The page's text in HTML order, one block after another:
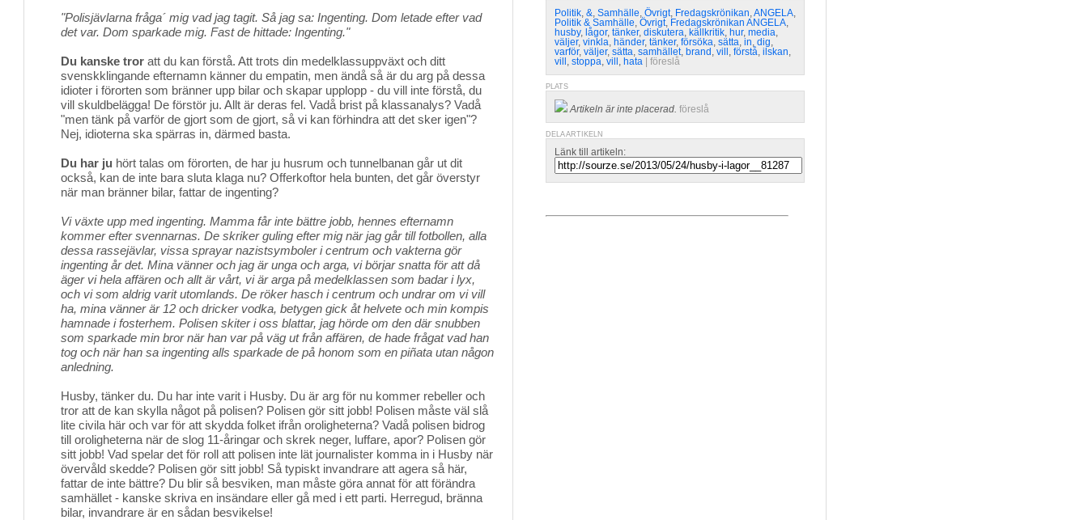
"Polisjävlarna fråga´ mig vad jag tagit. Så jag sa: Ingenting. Dom letade efter vad
det var. Dom sparkade mig. Fast de hittade: Ingenting."
Du kanske tror att du kan förstå. Att trots din medelklassuppväxt och ditt
svenskklingande efternamn känner du empatin, men ändå så är du arg på dessa
idioter i förorten som bränner upp bilar och skapar upplopp - du vill inte förstå, du
vill skuldbelägga! De förstör ju. Allt är deras fel. Vadå brist på klassanalys? Vadå
"men tänk på varför de gjort som de gjort, så vi kan förhindra att det sker igen"?
Nej, idioterna ska spärras in, därmed basta.
Du har ju hört talas om förorten, de har ju husrum och tunnelbanan går ut dit
också, kan de inte bara sluta klaga nu? Offerkoftor hela bunten, det går överstyr
när man bränner bilar, fattar de ingenting?
Vi växte upp med ingenting. Mamma får inte bättre jobb, hennes efternamn
kommer efter svennarnas. De skriker guling efter mig när jag går till fotbollen, alla
dessa rassejävlar, vissa sprayar nazistsymboler i centrum och vakterna gör
ingenting år det. Mina vänner och jag är unga och arga, vi börjar snatta för att då
äger vi hela affären och allt är vårt, vi är arga på medelklassen som badar i lyx,
och vi som aldrig varit utomlands. De röker hasch i centrum och undrar om vi vill
ha, mina vänner är 12 och dricker vodka, betygen gick åt helvete och min kompis
hamnade i fosterhem. Polisen skiter i oss blattar, jag hörde om den där snubben
som sparkade min bror när han var på väg ut från affären, de hade frågat vad han
tog och när han sa ingenting alls sparkade de på honom som en piñata utan någon
anledning.
Husby, tänker du. Du har inte varit i Husby. Du är arg för nu kommer rebeller och
tror att de kan skylla något på polisen? Polisen gör sitt jobb! Polisen måste väl slå
lite civila här och var för att skydda folket ifrån oroligheterna? Vadå polisen bidrog
till oroligheterna när de slog 11-åringar och skrek neger, luffare, apor? Polisen gör
sitt jobb! Vad spelar det för roll att polisen inte lät journalister komma in i Husby när
övervåld skedde? Polisen gör sitt jobb! Så typiskt invandrare att agera så här,
fattar de inte bättre? Du blir så besviken, man måste göra annat för att förändra
samhället - kanske skriva en insändare eller gå med i ett parti. Herregud, bränna
bilar, invandrare är en sådan besvikelse!
Politik, &, Samhälle, Övrigt, Fredagskrönikan,ANGELA,
Politik & Samhälle, Övrigt, Fredagskrönikan ANGELA,
husby, lågor, tänker, diskutera, källkritik, hur, media,
väljer, vinkla, händer, tänker, försöka, sätta, in, dig,
varför, väljer, sätta, samhället, brand , vill , förstå, ilskan,
vill , stoppa, vill , hata föreslå
PLATS
Artikeln är inte placerad. föreslå
DELA ARTIKELN
Länk till artikeln: